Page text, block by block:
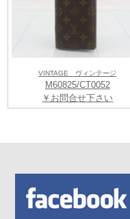
VINTAGE ヴィンテージ
M60825/CT0052
￥お問合せ下さい